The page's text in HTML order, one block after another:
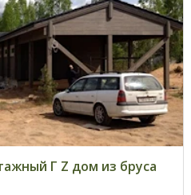
Г Z дом из бруса